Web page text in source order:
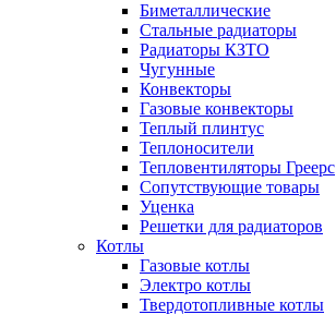
Биметаллические
Стальные радиаторы
Радиаторы КЗТО
Чугунные
Конвекторы
Газовые конвекторы
Теплый плинтус
Теплоносители
Тепловентиляторы Греерс
Сопутствующие товары
Уценка
Решетки для радиаторов
Котлы
Газовые котлы
Электро котлы
Твердотопливные котлы